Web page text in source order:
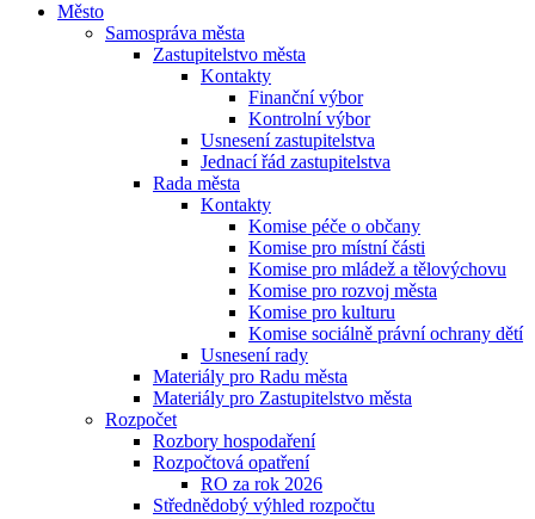
Město
Samospráva města
Zastupitelstvo města
Kontakty
Finanční výbor
Kontrolní výbor
Usnesení zastupitelstva
Jednací řád zastupitelstva
Rada města
Kontakty
Komise péče o občany
Komise pro místní části
Komise pro mládež a tělovýchovu
Komise pro rozvoj města
Komise pro kulturu
Komise sociálně právní ochrany dětí
Usnesení rady
Materiály pro Radu města
Materiály pro Zastupitelstvo města
Rozpočet
Rozbory hospodaření
Rozpočtová opatření
RO za rok 2026
Střednědobý výhled rozpočtu